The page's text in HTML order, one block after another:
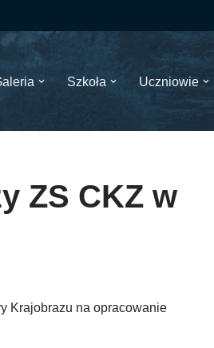
Szkoła Uczniowie
ZS CKZ w
Krajobrazu na opracowanie